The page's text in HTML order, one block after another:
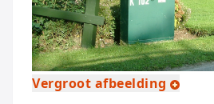
Vergroot afbeelding